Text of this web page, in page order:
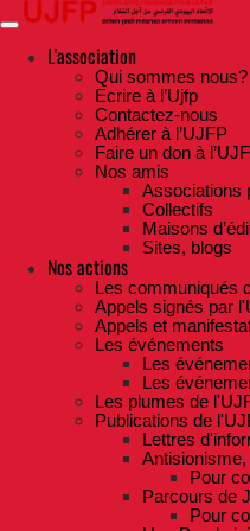
Skip
to
contentL'association
Qui sommes nous?
Ecrire à l’Ujfp
Contactez-nous
Adhérer à l’UJFP
Faire un don à
Nos amis
Associations
Collectifs
Maisons
Sites, blogs
Nos actions
Les communiqués
Appels signés par
Appels et
Les événements
Les
Les
Les plumes de
Publications de
Lettres
Pour
Parcours de
Pour